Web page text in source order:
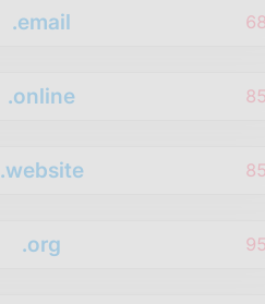
.email
.online
.website
.org